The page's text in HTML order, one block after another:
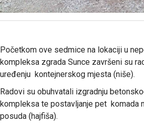
Početkom ove sedmice na lokaciji u
kompleksa zgrada Sunce završeni su
uređenju kontejnerskog mjesta (niše).
Radovi su obuhvatali izgradnju
kompleksa te postavljanje pet komada
posuda (hajfiša).